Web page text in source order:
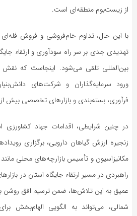
از زیست‌بوم منطقه‌ای است.
با این حال، تداوم خام‌فروشی و فروش
تهدیدی جدی بر سر راه سودآوری و ارتقاء
بین‌المللی تلقی می‌شود. اینجاست که
ورود سرمایه‌گذاران و شرکت‌های
فرآوری، بسته‌بندی و بازارهای تخصصی بیش
در چنین شرایطی، اقدامات جهاد کشاورزی
زنجیره ارزش گیاهان دارویی، برگزاری
مکانیزاسیون و تأسیس بازارچه‌های محلی مانند
راهبردی در مسیر ارتقاء جایگاه استان در
عمیق به این تلاش‌ها، ضمن ترسیم افق روشن
شمالی، می‌تواند به الگویی الهام‌بخش